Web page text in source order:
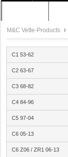
M&C Vette-Products
C1 53-62
C2 63-67
C3 68-82
C4 84-96
C5 97-04
C6 05-13
C6 Z06 / ZR1 06-13